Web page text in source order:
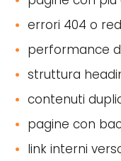
errori 404 o
performance
struttura
contenuti
pagine con
link interni